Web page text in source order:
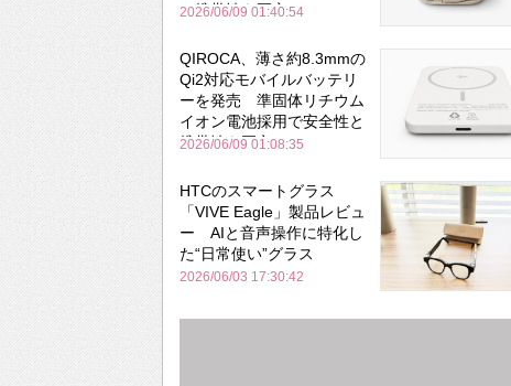
と携帯性を両立
2026/06/09 01:40:54
QIROCA、薄さ約8.3mmの
Qi2対応モバイルバッテリ
ーを発売 準固体リチウム
イオン電池採用で安全性と
携帯性を両立
2026/06/09 01:08:35
HTCのスマートグラス
「VIVE Eagle」製品レビュ
ー AIと音声操作に特化し
た“日常使い”グラス
2026/06/03 17:30:42